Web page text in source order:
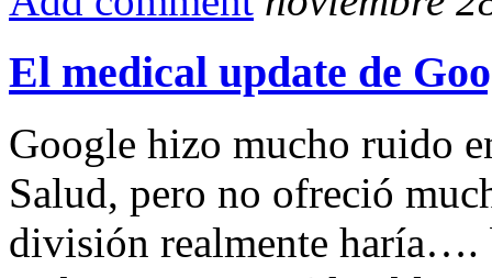
El medical update de
Google hizo mucho ruido
Salud, pero no ofreció
división realmente haría….